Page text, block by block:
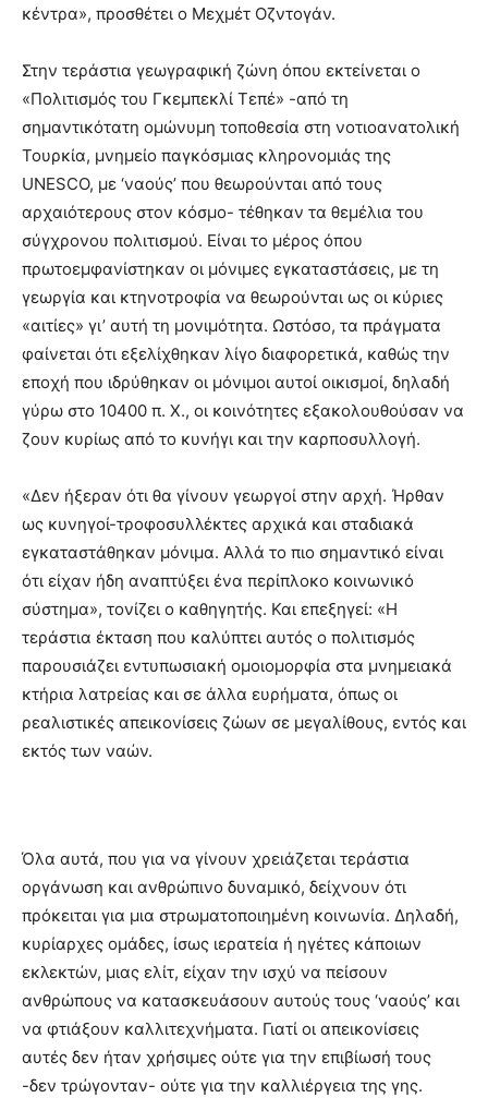
κέντρα», προσθέτει ο Μεχμέτ Οζντογάν.
Στην τεράστια γεωγραφική ζώνη όπου εκτείνεται ο
«Πολιτισμός του Γκεμπεκλί Τεπέ» -από τη
σημαντικότατη ομώνυμη τοποθεσία στη νοτιοανατολική
Τουρκία, μνημείο παγκόσμιας κληρονομιάς της
UNESCO, με ‘ναούς’ που θεωρούνται από τους
αρχαιότερους στον κόσμο- τέθηκαν τα θεμέλια του
σύγχρονου πολιτισμού. Είναι το μέρος όπου
πρωτοεμφανίστηκαν οι μόνιμες εγκαταστάσεις, με τη
γεωργία και κτηνοτροφία να θεωρούνται ως οι κύριες
«αιτίες» γι’ αυτή τη μονιμότητα. Ωστόσο, τα πράγματα
φαίνεται ότι εξελίχθηκαν λίγο διαφορετικά, καθώς την
εποχή που ιδρύθηκαν οι μόνιμοι αυτοί οικισμοί, δηλαδή
γύρω στο 10400 π. Χ., οι κοινότητες εξακολουθούσαν να
ζουν κυρίως από το κυνήγι και την καρποσυλλογή.
«Δεν ήξεραν ότι θα γίνουν γεωργοί στην αρχή. Ήρθαν
ως κυνηγοί-τροφοσυλλέκτες αρχικά και σταδιακά
εγκαταστάθηκαν μόνιμα. Αλλά το πιο σημαντικό είναι
ότι είχαν ήδη αναπτύξει ένα περίπλοκο κοινωνικό
σύστημα», τονίζει ο καθηγητής. Και επεξηγεί: «Η
τεράστια έκταση που καλύπτει αυτός ο πολιτισμός
παρουσιάζει εντυπωσιακή ομοιομορφία στα μνημειακά
κτήρια λατρείας και σε άλλα ευρήματα, όπως οι
ρεαλιστικές απεικονίσεις ζώων σε μεγαλίθους, εντός και
εκτός των ναών.
Όλα αυτά, που για να γίνουν χρειάζεται τεράστια
οργάνωση και ανθρώπινο δυναμικό, δείχνουν ότι
πρόκειται για μια στρωματοποιημένη κοινωνία. Δηλαδή,
κυρίαρχες ομάδες, ίσως ιερατεία ή ηγέτες κάποιων
εκλεκτών, μιας ελίτ, είχαν την ισχύ να πείσουν
ανθρώπους να κατασκευάσουν αυτούς τους ‘ναούς’ και
να φτιάξουν καλλιτεχνήματα. Γιατί οι απεικονίσεις
αυτές δεν ήταν χρήσιμες ούτε για την επιβίωσή τους
-δεν τρώγονταν- ούτε για την καλλιέργεια της γης.